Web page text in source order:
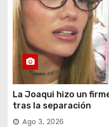
La Joaqui hizo un
tras la separación
Ago 3, 2026